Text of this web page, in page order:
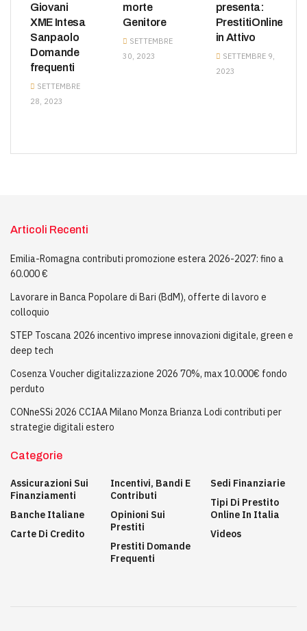
Giovani
XME Intesa
Sanpaolo
Domande
frequenti
SETTEMBRE
28, 2023
morte
Genitore
SETTEMBRE
30, 2023
presenta:
PrestitiOnline
in Attivo
SETTEMBRE 9,
2023
Articoli Recenti
Emilia-Romagna contributi promozione estera 2026-2027: fino a
60.000 €
Lavorare in Banca Popolare di Bari (BdM), offerte di lavoro e
colloquio
STEP Toscana 2026 incentivo imprese innovazioni digitale, green e
deep tech
Cosenza Voucher digitalizzazione 2026 70%, max 10.000€ fondo
perduto
CONneSSi 2026 CCIAA Milano Monza Brianza Lodi contributi per
strategie digitali estero
Categorie
Assicurazioni Sui
Finanziamenti
Banche Italiane
Carte Di Credito
Incentivi, Bandi E
Contributi
Opinioni Sui
Prestiti
Prestiti Domande
Frequenti
Sedi Finanziarie
Tipi Di Prestito
Online In Italia
Videos